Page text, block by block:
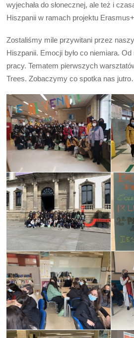
wyjechała do słonecznej, ale też i
Hiszpanii w ramach projektu
Zostaliśmy mile przywitani przez
Hiszpanii. Emocji było co niemiara.
pracy. Tematem pierwszych
Trees. Zobaczymy co spotka nas